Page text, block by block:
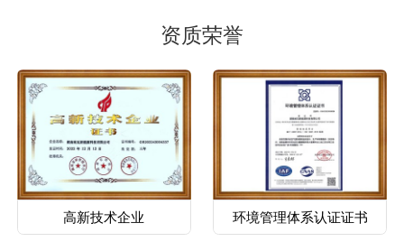
资质荣誉
高新技术企业 环境管理体系认证证书